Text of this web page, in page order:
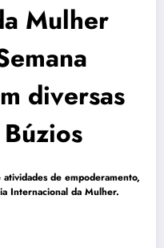
Mulher
diversas
de empoderamento,
Internacional da Mulher.